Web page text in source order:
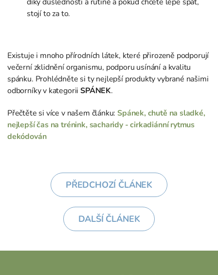
stojí to za to.
Existuje i mnoho přírodních látek, které přirozeně podporují
večerní zklidnění organismu, podporu usínání a kvalitu
spánku. Prohlédněte si ty nejlepší produkty vybrané našimi
odborníky v kategoriiSPÁNEK.
Přečtěte si více v našem článku: Spánek, chutě na sladké,
nejlepší čas na trénink, sacharidy - cirkadiánní rytmus
dekódován
PŘEDCHOZÍ ČLÁNEK
DALŠÍ ČLÁNEK